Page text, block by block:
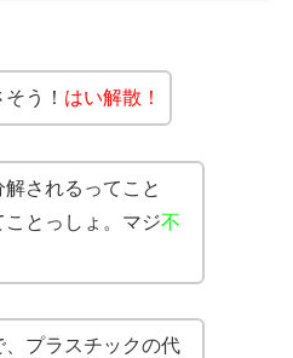
う！ はい解散！
されるってこと
とっしょ。マジ不
、プラスチックの代